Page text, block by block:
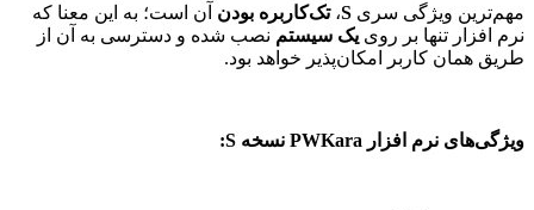
مهم‌ترین ویژگی سری S،تک‌کاربره بودن آن است؛ به این معنا که
نرم افزار تنها بر روی یک سیستم نصب شده و دسترسی به آن از
طریق همان کاربر امکان‌پذیر خواهد بود.
ویژگی‌های نرم افزار PWKara نسخه S: